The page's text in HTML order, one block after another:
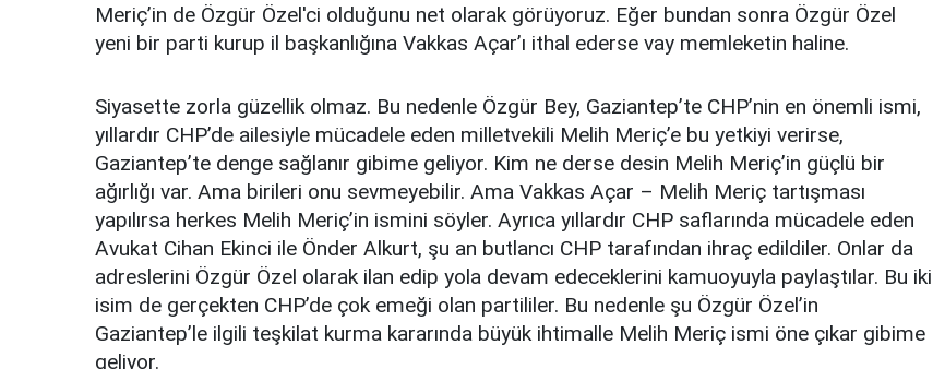
Meriç’in de Özgür Özel'ci olduğunu net olarak görüyoruz. Eğer bundan sonra Özgür Özel
yeni bir parti kurup il başkanlığına Vakkas Açar’ı ithal ederse vay memleketin haline.
Siyasette zorla güzellik olmaz. Bu nedenle Özgür Bey, Gaziantep’te CHP’nin en önemli ismi,
yıllardır CHP’de ailesiyle mücadele eden milletvekili Melih Meriç’e bu yetkiyi verirse,
Gaziantep’te denge sağlanır gibime geliyor. Kim ne derse desin Melih Meriç’in güçlü bir
ağırlığı var. Ama birileri onu sevmeyebilir. Ama Vakkas Açar – Melih Meriç tartışması
yapılırsa herkes Melih Meriç’in ismini söyler. Ayrıca yıllardır CHP saflarında mücadele eden
Avukat Cihan Ekinci ile Önder Alkurt, şu an butlancı CHP tarafından ihraç edildiler. Onlar da
adreslerini Özgür Özel olarak ilan edip yola devam edeceklerini kamuoyuyla paylaştılar. Bu iki
isim de gerçekten CHP’de çok emeği olan partililer. Bu nedenle şu Özgür Özel’in
Gaziantep’le ilgili teşkilat kurma kararında büyük ihtimalle Melih Meriç ismi öne çıkar gibime
geliyor.